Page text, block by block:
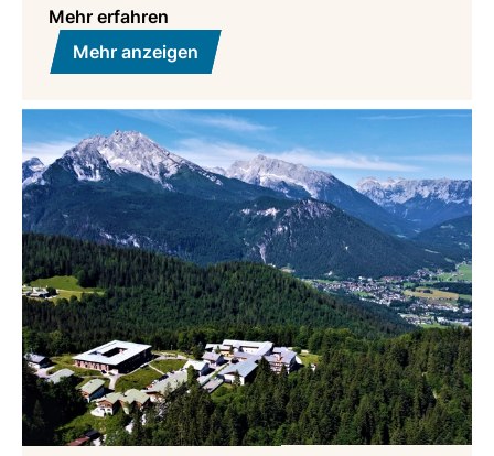
Mehr erfahren
Mehr anzeigen